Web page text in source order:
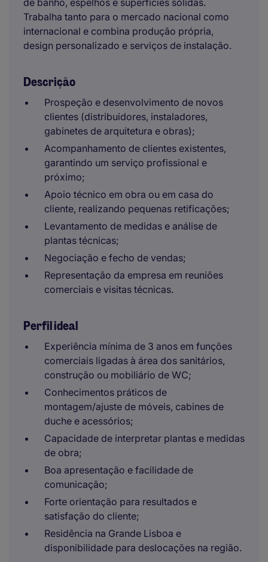
de banho, espelhos e superfícies sólidas.
Trabalha tanto para o mercado nacional como
internacional e combina produção própria,
design personalizado e serviços de instalação.
Descrição
Prospeção e desenvolvimento de novos
clientes (distribuidores, instaladores,
gabinetes de arquitetura e obras);
Acompanhamento de clientes existentes,
garantindo um serviço profissional e
próximo;
Apoio técnico em obra ou em casa do
cliente, realizando pequenas retificações;
Levantamento de medidas e análise de
plantas técnicas;
Negociação e fecho de vendas;
Representação da empresa em reuniões
comerciais e visitas técnicas.
Perfil ideal
Experiência mínima de 3 anos em funções
comerciais ligadas à área dos sanitários,
construção ou mobiliário de WC;
Conhecimentos práticos de
montagem/ajuste de móveis, cabines de
duche e acessórios;
Capacidade de interpretar plantas e medidas
de obra;
Boa apresentação e facilidade de
comunicação;
Forte orientação para resultados e
satisfação do cliente;
Residência na Grande Lisboa e
disponibilidade para deslocações na região.